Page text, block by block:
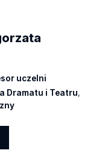
uczelni
Dramatu i Teatru,